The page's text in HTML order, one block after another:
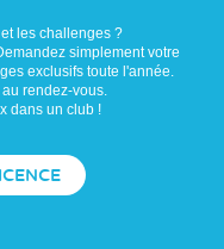
les challenges ?
simplement votre
exclusifs toute l'année.
rendez-vous.
dans un club !